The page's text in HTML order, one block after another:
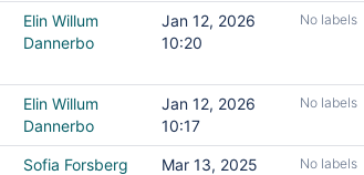
Elin Willum
Dannerbo
Jan 12, 2026
10:20
No labels
Elin Willum
Dannerbo
Jan 12, 2026
10:17
No labels
Sofia Forsberg
Mar 13, 2025
No labels